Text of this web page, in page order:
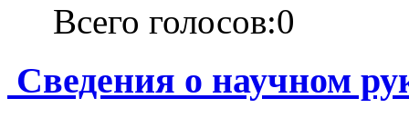
Всего голосов:0
Сведения о научном